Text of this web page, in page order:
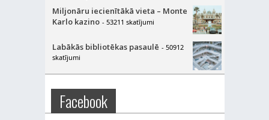
Miljonāru iecienītākā vieta – Monte
Karlo kazino - 53211 skatījumi
Labākās bibliotēkas pasaulē - 50912
skatījumi
Facebook